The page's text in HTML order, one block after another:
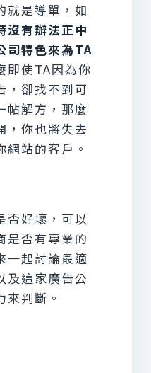
就是導單，如
沒有辦法正中
司特色來為TA
即使TA因為你
，卻找不到可
帖解方，那麼
，你也將失去
站的客戶。
否好壞，可以
是否有專業的
一起討論最適
及這家廣告公
來判斷。